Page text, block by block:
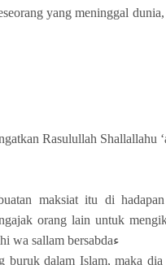
yang meninggal
Rasulullah Shallallahu
maksiat itu di
orang lain untuk
radhiyallahu ‘anhu, Rasulullah shallallahu ‘alaihi wa sallam bersabdaء
buruk dalam Islam, maka